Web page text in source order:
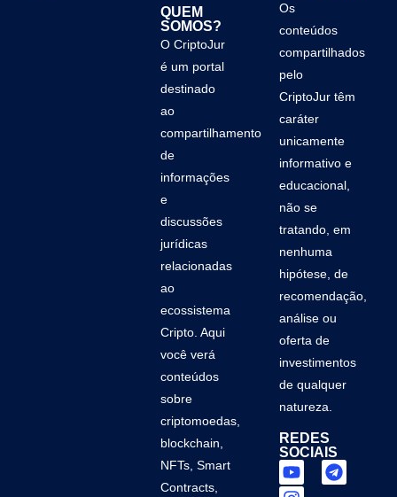
QUEM
SOMOS?
O CriptoJur
é um portal
destinado
ao
compartilhamento
de
informações
e
discussões
jurídicas
relacionadas
ao
ecossistema
Cripto. Aqui
você verá
conteúdos
sobre
criptomoedas,
blockchain,
NFTs, Smart
Contracts,
Os
conteúdos
compartilhados
pelo
CriptoJur têm
caráter
unicamente
informativo e
educacional,
não se
tratando, em
nenhuma
hipótese, de
recomendação,
análise ou
oferta de
investimentos
de qualquer
natureza.
REDES
SOCIAIS